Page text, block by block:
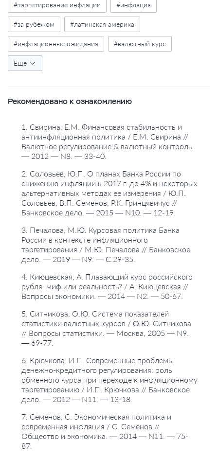
#таргетирование инфляции #инфляция
#за рубежом #латинская америка
#инфляционные ожидания #валютный курс
#обменный курс
#валютные интервенции #статистика
Еще
Рекомендовано к ознакомлению
1. Свирина, Е.М. Финансовая стабильность и
антиинфляционная политика / Е.М. Свирина //
Валютное регулирование & валютный контроль.
— 2012 — N8. — 33-40.
2. Соловьев, Ю.П. О планах Банка России по
снижению инфляции к 2017 г. до 4% и некоторых
альтернативных методах ее измерения / Ю.П.
Соловьев, В.П. Семенов, Р.К. Гринцявичус //
Банковское дело. — 2015 — N10. — 12-19.
3. Печалова, М.Ю. Курсовая политика Банка
России в контексте инфляционного
таргетирования / М.Ю. Печалова // Банковское
дело. — 2019 — N9. — С.29-35.
4. Киюцевская, А. Плавающий курс российского
рубля: миф или реальность? / А. Киюцевская //
Вопросы экономики. — 2014 — N2. — 50-67.
5. Ситникова, О.Ю. Система показателей
статистики валютных курсов / О.Ю. Ситникова
// Вопросы статистики. — Москва, 2005 — N9.
— 69-77.
6. Крючкова, И.П. Современные проблемы
денежно-кредитного регулирования: роль
обменного курса при переходе к инфляционному
таргетированию / И.П. Крючкова // Банковское
дело. — 2012 — N11. — 13-18.
7. Семенов, С. Экономическая политика и
современная инфляция / С. Семенов //
Общество и экономика. — 2014 — N11. — 75-
87.